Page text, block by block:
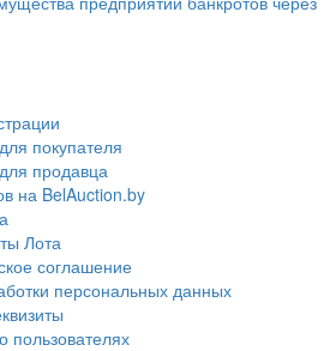
покупателя
продавца
на BelAuction.by
Лота
соглашение
персональных данных